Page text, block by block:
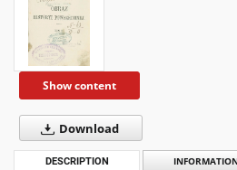
Show content
Download
DESCRIPTION